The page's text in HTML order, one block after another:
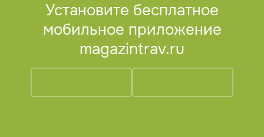
Установите бесплатное
мобильное приложение
magazintrav.ru